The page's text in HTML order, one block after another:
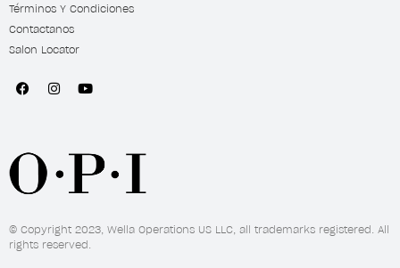
Términos Y Condiciones
Contactanos
Salon Locator
© Copyright 2023, Wella Operations US LLC, all trademarks registered. All
rights reserved.